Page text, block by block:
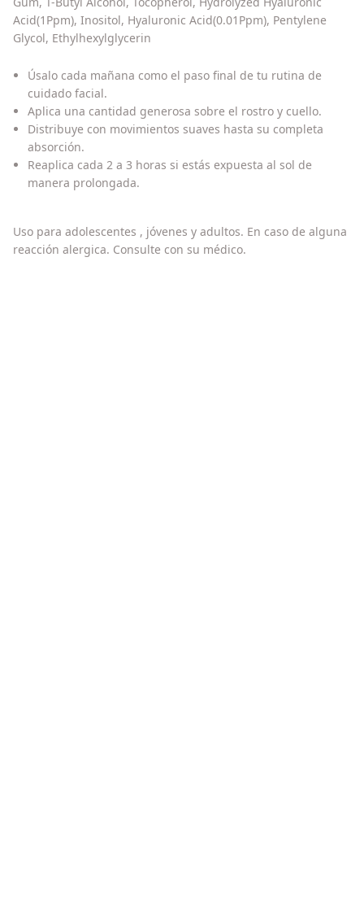
Acid(1Ppm), Inositol, Hyaluronic Acid(0.01Ppm), Pentylene
Glycol, Ethylhexylglycerin
Úsalo cada mañana como el paso final de tu rutina de
cuidado facial.
Aplica una cantidad generosa sobre el rostro y cuello.
Distribuye con movimientos suaves hasta su completa
absorción.
Reaplica cada 2 a 3 horas si estás expuesta al sol de
manera prolongada.
Uso para adolescentes , jóvenes y adultos. En caso de alguna
reacción alergica. Consulte con su médico.